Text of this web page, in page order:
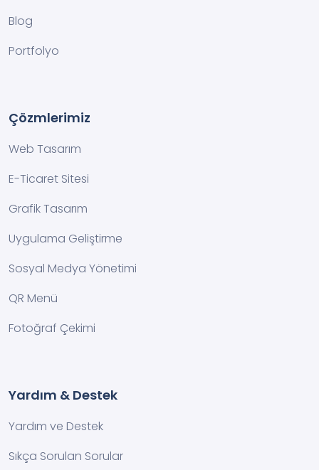
Blog
Portfolyo
Çözmlerimiz
Web Tasarım
E-Ticaret Sitesi
Grafik Tasarım
Uygulama Geliştirme
Sosyal Medya Yönetimi
QR Menü
Fotoğraf Çekimi
Yardım & Destek
Yardım ve Destek
Sıkça Sorulan Sorular